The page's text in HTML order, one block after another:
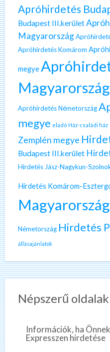
Apróhirdetés
Budapest III.kerület
Magyarország
Apróhirdetés Komárom
megye
Magyarország
Apróhirdetés Németország
megye eladó Ház-családi ház
Zemplén megye
Budapest III.kerület
Hirdetés Jász-Nagykun-
Hirdetés Komárom-
Magyarország
Németország Hirdetés
állásajánlatok
Népszerű oldalak
Információk, ha
Expresszen hirdetése